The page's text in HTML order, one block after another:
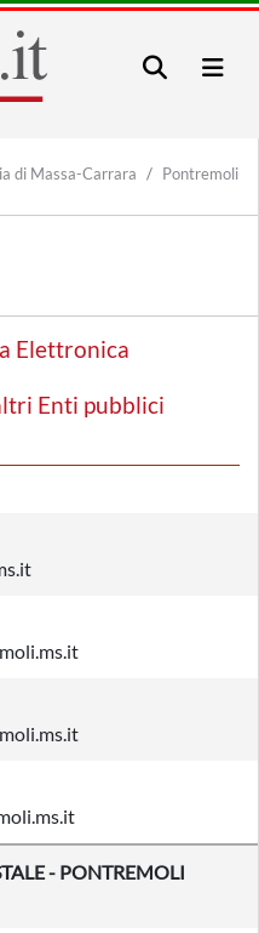
di Massa-Carrara
Pontremoli
Elettronica
Enti pubblici
- PONTREMOLI